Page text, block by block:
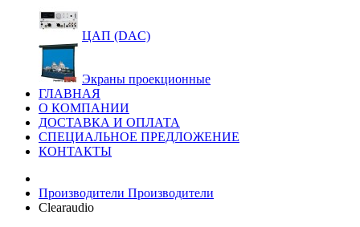
ЦАП (DAC)
Экраны проекционные
ГЛАВНАЯ
О КОМПАНИИ
ДОСТАВКА И ОПЛАТА
СПЕЦИАЛЬНОЕ ПРЕДЛОЖЕНИЕ
КОНТАКТЫ
Производители Производители
Clearaudio